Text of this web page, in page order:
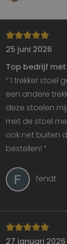
25 juni 2026
Top bedrijf
“ 1 trekker
een andere
deze stoelen
met de stoel
ook net buiten
bestellen! ”
fendt
27 januari 2026
Strikt
Strikt